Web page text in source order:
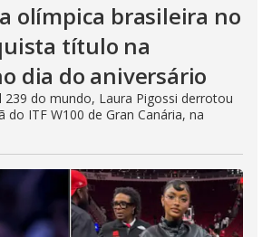
olímpica brasileira no
título na
dia do aniversário
239 do mundo, Laura Pigossi derrotou
do ITF W100 de Gran Canária, na